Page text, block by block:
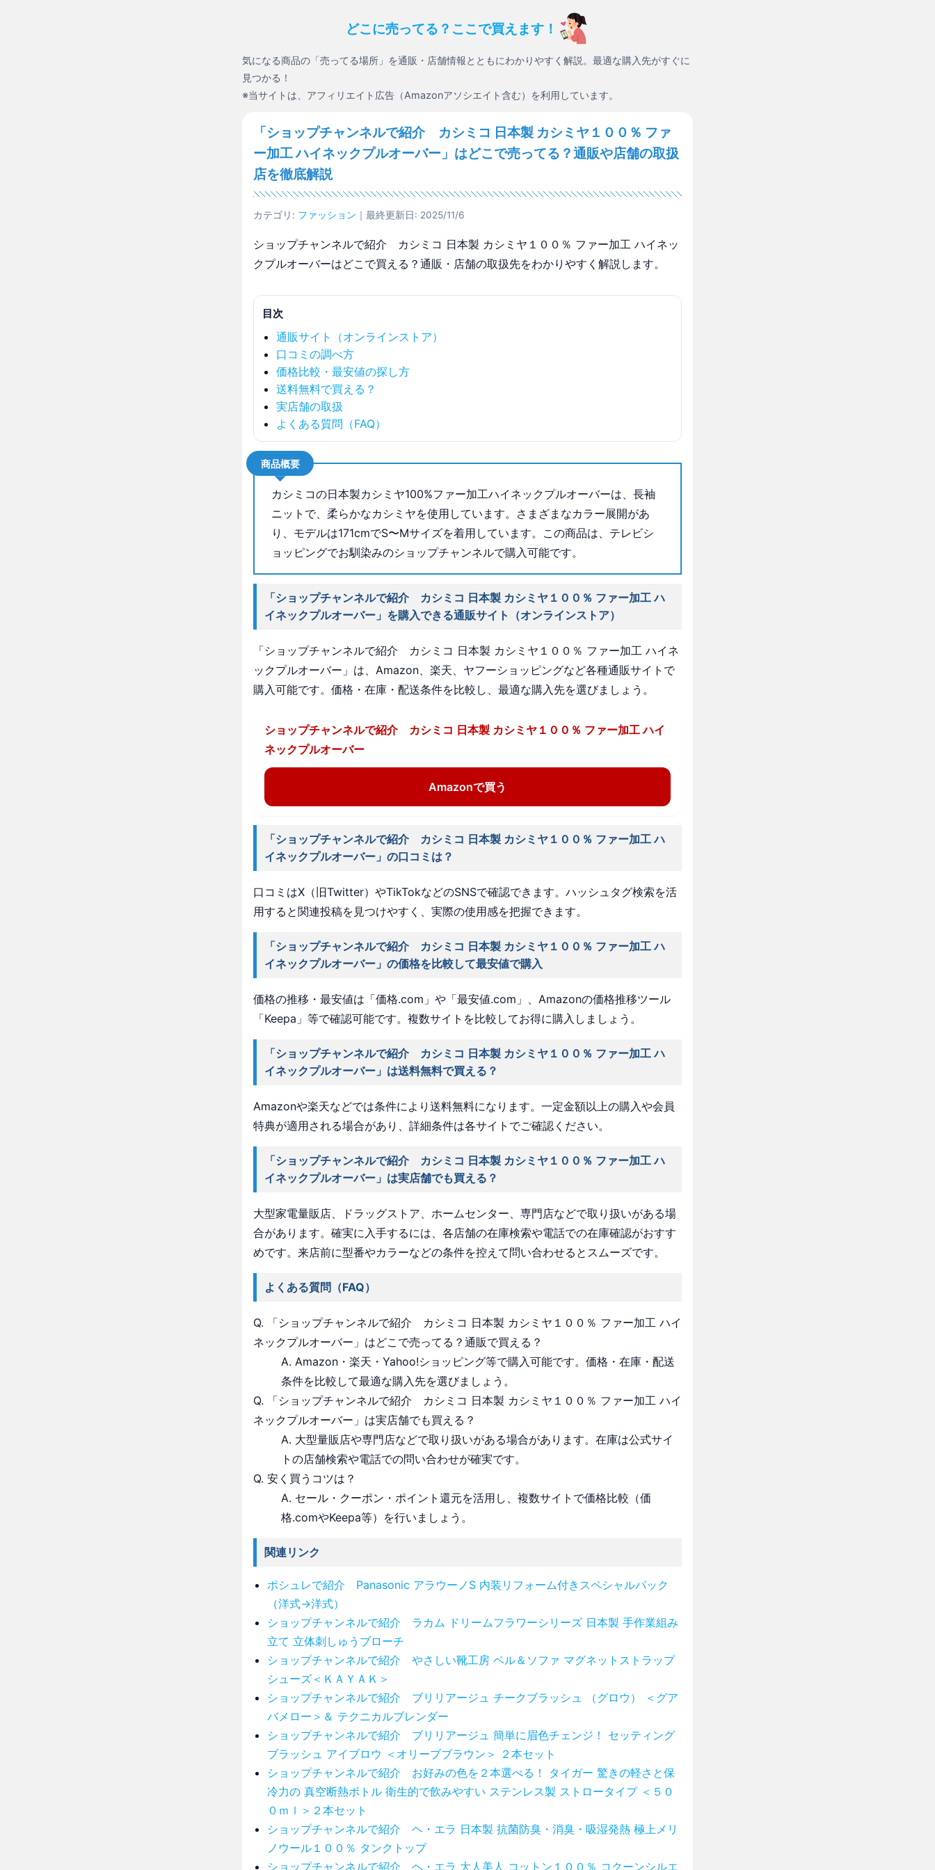
どこに売ってる？ここで買えます！
気になる商品の「売ってる場所」を通販・店舗情報とともにわかりやすく解説。最適な購入先がすぐに
見つかる！
※当サイトは、アフィリエイト広告（Amazonアソシエイト含む）を利用しています。
「ショップチャンネルで紹介 カシミコ 日本製 カシミヤ１００％ ファ
ー加工 ハイネックプルオーバー」はどこで売ってる？通販や店舗の取扱
店を徹底解説
カテゴリ: ファッション ｜最終更新日: 2025/11/6
ショップチャンネルで紹介 カシミコ 日本製 カシミヤ１００％ ファー加工 ハイネッ
クプルオーバーはどこで買える？通販・店舗の取扱先をわかりやすく解説します。
目次
通販サイト（オンラインストア）
口コミの調べ方
価格比較・最安値の探し方
送料無料で買える？
実店舗の取扱
よくある質問（FAQ）
商品概要
カシミコの日本製カシミヤ100%ファー加工ハイネックプルオーバーは、長袖
ニットで、柔らかなカシミヤを使用しています。さまざまなカラー展開があ
り、モデルは171cmでS〜Mサイズを着用しています。この商品は、テレビシ
ョッピングでお馴染みのショップチャンネルで購入可能です。
「ショップチャンネルで紹介 カシミコ 日本製 カシミヤ１００％ ファー加工 ハ
イネックプルオーバー」を購入できる通販サイト（オンラインストア）
「ショップチャンネルで紹介 カシミコ 日本製 カシミヤ１００％ ファー加工 ハイネ
ックプルオーバー」は、Amazon、楽天、ヤフーショッピングなど各種通販サイトで
購入可能です。価格・在庫・配送条件を比較し、最適な購入先を選びましょう。
ショップチャンネルで紹介 カシミコ 日本製 カシミヤ１００％ ファー加工 ハイ
ネックプルオーバー
Amazonで買う
「ショップチャンネルで紹介 カシミコ 日本製 カシミヤ１００％ ファー加工 ハ
イネックプルオーバー」の口コミは？
口コミはX（旧Twitter）やTikTokなどのSNSで確認できます。ハッシュタグ検索を活
用すると関連投稿を見つけやすく、実際の使用感を把握できます。
「ショップチャンネルで紹介 カシミコ 日本製 カシミヤ１００％ ファー加工 ハ
イネックプルオーバー」の価格を比較して最安値で購入
価格の推移・最安値は「価格.com」や「最安値.com」、Amazonの価格推移ツール
「Keepa」等で確認可能です。複数サイトを比較してお得に購入しましょう。
「ショップチャンネルで紹介 カシミコ 日本製 カシミヤ１００％ ファー加工 ハ
イネックプルオーバー」は送料無料で買える？
Amazonや楽天などでは条件により送料無料になります。一定金額以上の購入や会員
特典が適用される場合があり、詳細条件は各サイトでご確認ください。
「ショップチャンネルで紹介 カシミコ 日本製 カシミヤ１００％ ファー加工 ハ
イネックプルオーバー」は実店舗でも買える？
大型家電量販店、ドラッグストア、ホームセンター、専門店などで取り扱いがある場
合があります。確実に入手するには、各店舗の在庫検索や電話での在庫確認がおすす
めです。来店前に型番やカラーなどの条件を控えて問い合わせるとスムーズです。
よくある質問（FAQ）
Q. 「ショップチャンネルで紹介 カシミコ 日本製 カシミヤ１００％ ファー加工 ハイ
ネックプルオーバー」はどこで売ってる？通販で買える？
A. Amazon・楽天・Yahoo!ショッピング等で購入可能です。価格・在庫・配送
条件を比較して最適な購入先を選びましょう。
Q. 「ショップチャンネルで紹介 カシミコ 日本製 カシミヤ１００％ ファー加工 ハイ
ネックプルオーバー」は実店舗でも買える？
A. 大型量販店や専門店などで取り扱いがある場合があります。在庫は公式サイ
トの店舗検索や電話での問い合わせが確実です。
Q. 安く買うコツは？
A. セール・クーポン・ポイント還元を活用し、複数サイトで価格比較（価
格.comやKeepa等）を行いましょう。
関連リンク
ポシュレで紹介 Panasonic アラウーノS 内装リフォーム付きスペシャルパック
（洋式→洋式）
ショップチャンネルで紹介 ラカム ドリームフラワーシリーズ 日本製 手作業組み
立て 立体刺しゅうブローチ
ショップチャンネルで紹介 やさしい靴工房 ベル＆ソファ マグネットストラップ
シューズ＜ＫＡＹＡＫ＞
ショップチャンネルで紹介 ブリリアージュ チークブラッシュ （グロウ） ＜グア
バメロー＞＆ テクニカルブレンダー
ショップチャンネルで紹介 ブリリアージュ 簡単に眉色チェンジ！ セッティング
ブラッシュ アイブロウ ＜オリーブブラウン＞ ２本セット
ショップチャンネルで紹介 お好みの色を２本選べる！ タイガー 驚きの軽さと保
冷力の 真空断熱ボトル 衛生的で飲みやすい ステンレス製 ストロータイプ ＜５０
０ｍｌ＞２本セット
ショップチャンネルで紹介 ヘ・エラ 日本製 抗菌防臭・消臭・吸湿発熱 極上メリ
ノウール１００％ タンクトップ
ショップチャンネルで紹介 ヘ・エラ 大人美人 コットン１００％ コクーンシルエ